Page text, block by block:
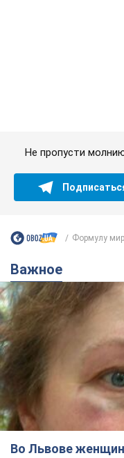
Во Львове
разговаривая на
полиция
протокол. Видео
На место
следственно-
"Воюют, потому
Черновцах
проявил
военным и
Водителя уволили